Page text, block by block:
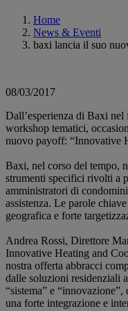
Home
News & Eventi
baxi lancia il suo
08/03/2017
Dall’esperienza di Baxi
workshop tematici,
nuovo payoff: “Innovative
Baxi, nel corso del tempo,
strumenti specifici rivolti a
amministratori di
assistenza. Le parole
geografica e forte
Andrea Rossi, Direttore
Innovative Heating and
nostra offerta abbracci
dalle soluzioni residenziali
“sistema” e
una forte integrazione e